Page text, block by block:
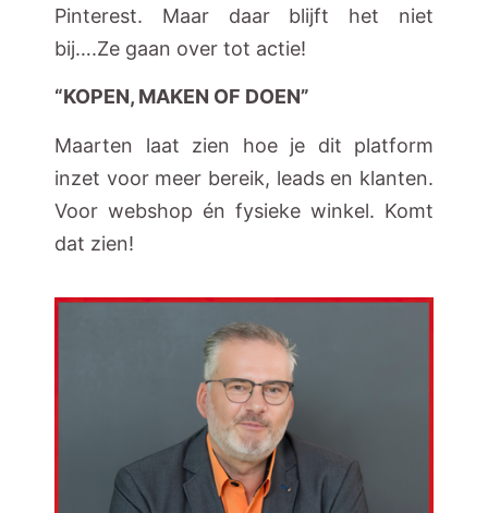
Pinterest. Maar daar blijft het niet
bij….Ze gaan over tot actie!
“KOPEN, MAKEN OF DOEN”
Maarten laat zien hoe je dit platform
inzet voor meer bereik, leads en klanten.
Voor webshop én fysieke winkel. Komt
dat zien!